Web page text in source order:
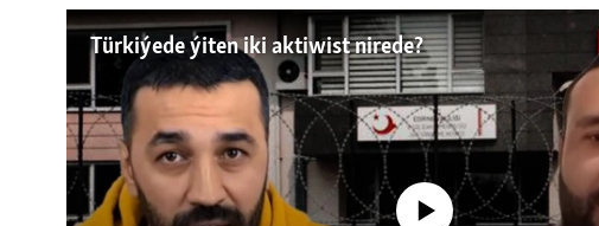
Türkiýede ýiten iki aktiwist nirede?
No media source currently available